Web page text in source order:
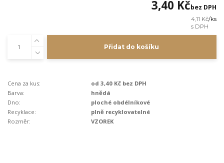
4,11 Kč/ks
3,40 Kčbez DPH
Přidat do košíku
Cena za kus:
od 3,40 Kč bez DPH
Barva:
hnědá
Dno:
ploché obdélníkové
Recyklace:
plně recyklovatelné
Rozměr:
VZOREK